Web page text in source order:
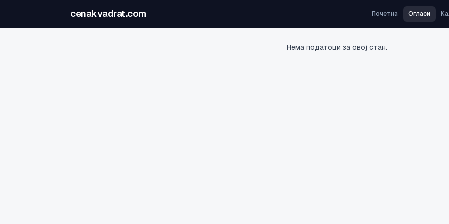
cenakvadrat.com Почетна Огласи
Нема податоци за овој стан.